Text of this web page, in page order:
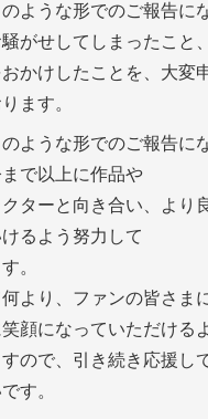
のような形でのご報告に
がせしてしまったこと
かけしたことを、大変
ます。
ような形でのご報告に
で以上に作品や
ターと向き合い、より
るよう努力して
。
より、ファンの皆さま
顔になっていただける
ので、引き続き応援し
す。